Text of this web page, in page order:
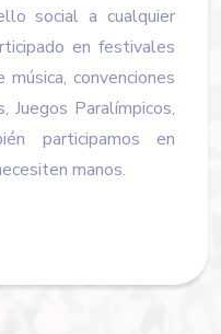
social a cualquier
en festivales
convenciones
Juegos Paralímpicos,
participamos en
manos.